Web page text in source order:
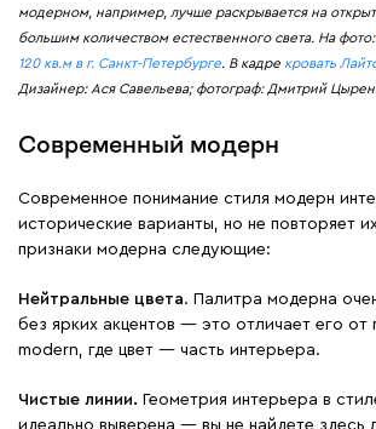
модерном, например, лучше раскрывается на
большим количеством естественного света. На фото:
120 кв.м в г. Санкт-Петербурге. В кадре кровать
Дизайнер: Ася Савельева; фотограф: Дмитрий
Современный модерн
Современное понимание стиля модерн
исторические варианты, но не повторяет
признаки модерна следующие:
Нейтральные цвета. Палитра модерна
без ярких акцентов — это отличает его от
modern, где цвет — часть интерьера.
Чистые линии. Геометрия интерьера в
идеально выверена — вы не найдете здесь